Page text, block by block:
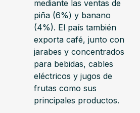
mediante las ventas de
piña (6%) y banano
(4%). El país también
exporta café, junto con
jarabes y concentrados
para bebidas, cables
eléctricos y jugos de
frutas como sus
principales productos.